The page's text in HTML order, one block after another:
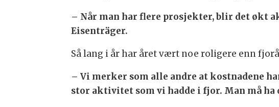
– Når man har flere prosjekter, blir det økt
Eisenträger.
Så lang i år har året vært noe roligere enn
– Vi merker som alle andre at kostnadene
stor aktivitet som vi hadde i fjor. Man må